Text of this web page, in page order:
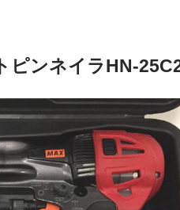
ピンネイラHN-